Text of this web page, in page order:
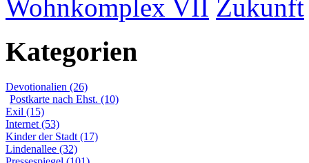
Wohnkomplex VII Zukunft
Kategorien
Devotionalien (26)
Postkarte nach Ehst. (10)
Exil (15)
Internet (53)
Kinder der Stadt (17)
Lindenallee (32)